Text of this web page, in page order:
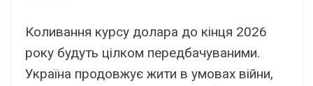
Коливання курсу долара до кінця 2026
року будуть цілком передбачуваними.
Україна продовжує жити в умовах війни,